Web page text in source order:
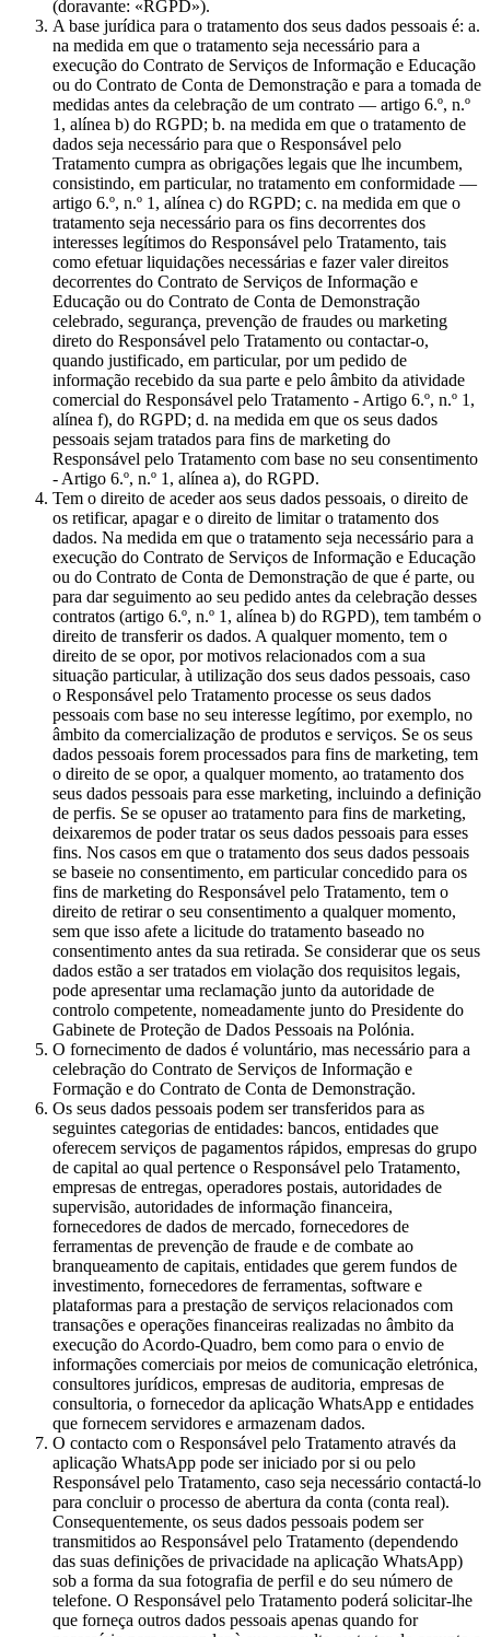
(doravante: «RGPD»).
A base jurídica para o tratamento dos seus dados pessoais é: a.
na medida em que o tratamento seja necessário para a
execução do Contrato de Serviços de Informação e Educação
ou do Contrato de Conta de Demonstração e para a tomada de
medidas antes da celebração de um contrato — artigo 6.º, n.º
1, alínea b) do RGPD; b. na medida em que o tratamento de
dados seja necessário para que o Responsável pelo
Tratamento cumpra as obrigações legais que lhe incumbem,
consistindo, em particular, no tratamento em conformidade —
artigo 6.º, n.º 1, alínea c) do RGPD; c. na medida em que o
tratamento seja necessário para os fins decorrentes dos
interesses legítimos do Responsável pelo Tratamento, tais
como efetuar liquidações necessárias e fazer valer direitos
decorrentes do Contrato de Serviços de Informação e
Educação ou do Contrato de Conta de Demonstração
celebrado, segurança, prevenção de fraudes ou marketing
direto do Responsável pelo Tratamento ou contactar-o,
quando justificado, em particular, por um pedido de
informação recebido da sua parte e pelo âmbito da atividade
comercial do Responsável pelo Tratamento - Artigo 6.º, n.º 1,
alínea f), do RGPD; d. na medida em que os seus dados
pessoais sejam tratados para fins de marketing do
Responsável pelo Tratamento com base no seu consentimento
- Artigo 6.º, n.º 1, alínea a), do RGPD.
Tem o direito de aceder aos seus dados pessoais, o direito de
os retificar, apagar e o direito de limitar o tratamento dos
dados. Na medida em que o tratamento seja necessário para a
execução do Contrato de Serviços de Informação e Educação
ou do Contrato de Conta de Demonstração de que é parte, ou
para dar seguimento ao seu pedido antes da celebração desses
contratos (artigo 6.º, n.º 1, alínea b) do RGPD), tem também o
direito de transferir os dados. A qualquer momento, tem o
direito de se opor, por motivos relacionados com a sua
situação particular, à utilização dos seus dados pessoais, caso
o Responsável pelo Tratamento processe os seus dados
pessoais com base no seu interesse legítimo, por exemplo, no
âmbito da comercialização de produtos e serviços. Se os seus
dados pessoais forem processados para fins de marketing, tem
o direito de se opor, a qualquer momento, ao tratamento dos
seus dados pessoais para esse marketing, incluindo a definição
de perfis. Se se opuser ao tratamento para fins de marketing,
deixaremos de poder tratar os seus dados pessoais para esses
fins. Nos casos em que o tratamento dos seus dados pessoais
se baseie no consentimento, em particular concedido para os
fins de marketing do Responsável pelo Tratamento, tem o
direito de retirar o seu consentimento a qualquer momento,
sem que isso afete a licitude do tratamento baseado no
consentimento antes da sua retirada. Se considerar que os seus
dados estão a ser tratados em violação dos requisitos legais,
pode apresentar uma reclamação junto da autoridade de
controlo competente, nomeadamente junto do Presidente do
Gabinete de Proteção de Dados Pessoais na Polónia.
O fornecimento de dados é voluntário, mas necessário para a
celebração do Contrato de Serviços de Informação e
Formação e do Contrato de Conta de Demonstração.
Os seus dados pessoais podem ser transferidos para as
seguintes categorias de entidades: bancos, entidades que
oferecem serviços de pagamentos rápidos, empresas do grupo
de capital ao qual pertence o Responsável pelo Tratamento,
empresas de entregas, operadores postais, autoridades de
supervisão, autoridades de informação financeira,
fornecedores de dados de mercado, fornecedores de
ferramentas de prevenção de fraude e de combate ao
branqueamento de capitais, entidades que gerem fundos de
investimento, fornecedores de ferramentas, software e
plataformas para a prestação de serviços relacionados com
transações e operações financeiras realizadas no âmbito da
execução do Acordo-Quadro, bem como para o envio de
informações comerciais por meios de comunicação eletrónica,
consultores jurídicos, empresas de auditoria, empresas de
consultoria, o fornecedor da aplicação WhatsApp e entidades
que fornecem servidores e armazenam dados.
O contacto com o Responsável pelo Tratamento através da
aplicação WhatsApp pode ser iniciado por si ou pelo
Responsável pelo Tratamento, caso seja necessário contactá-lo
para concluir o processo de abertura da conta (conta real).
Consequentemente, os seus dados pessoais podem ser
transmitidos ao Responsável pelo Tratamento (dependendo
das suas definições de privacidade na aplicação WhatsApp)
sob a forma da sua fotografia de perfil e do seu número de
telefone. O Responsável pelo Tratamento poderá solicitar-lhe
que forneça outros dados pessoais apenas quando for